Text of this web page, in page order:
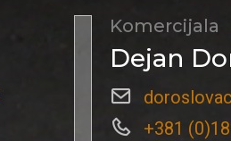
Komercijala
Dejan
+381